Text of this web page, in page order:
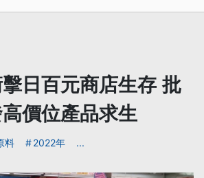
日百元商店生存 批
價位產品求生
料 2022年 ...